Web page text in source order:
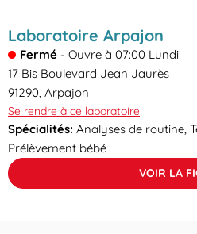
Laboratoire Arpajon
Fermé - Ouvre à 07:00 Lundi
17 Bis Boulevard Jean Jaurès
91290, Arpajon
Se rendre à ce laboratoire
Spécialités: Analyses de routine,
Prélèvement bébé
VOIR LA